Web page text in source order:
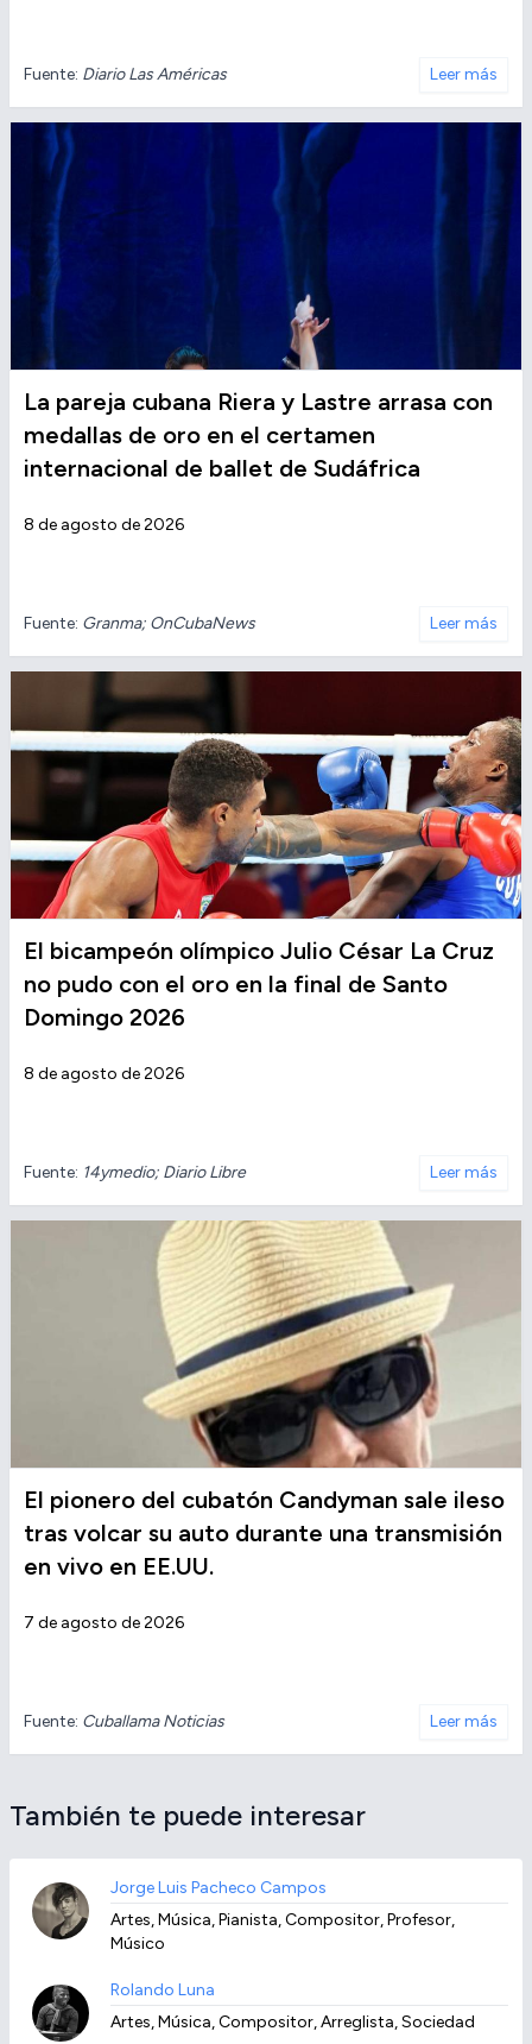
Fuente: Diario Las Américas Leer más
La pareja cubana Riera y Lastre arrasa con
medallas de oro en el certamen
internacional de ballet de Sudáfrica
8 de agosto de 2026
Fuente: Granma; OnCubaNews Leer más
El bicampeón olímpico Julio César La Cruz
no pudo con el oro en la final de Santo
Domingo 2026
8 de agosto de 2026
Fuente: 14ymedio; Diario Libre Leer más
El pionero del cubatón Candyman sale ileso
tras volcar su auto durante una transmisión
en vivo en EE.UU.
7 de agosto de 2026
Fuente: Cuballama Noticias Leer más
También te puede interesar
Jorge Luis Pacheco Campos
Artes, Música, Pianista, Compositor, Profesor,
Músico
Rolando Luna
Artes, Música, Compositor, Arreglista, Sociedad